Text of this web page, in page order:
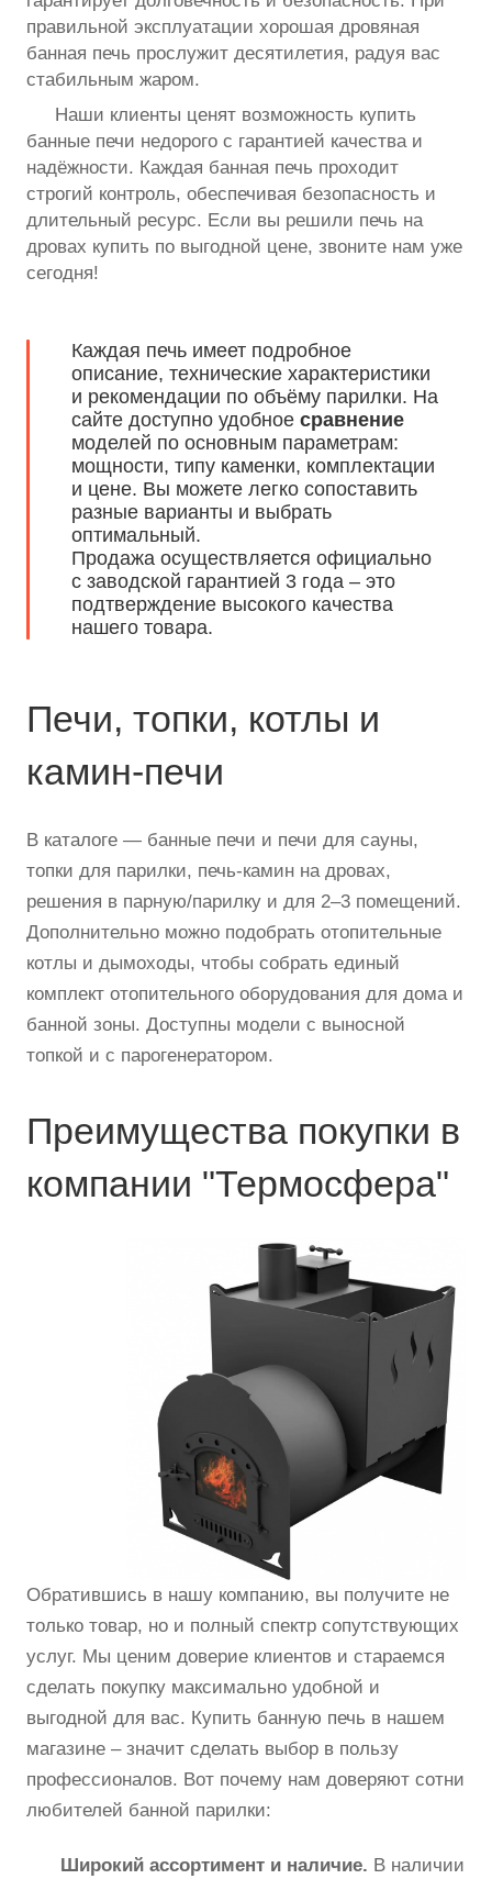
правильной эксплуатации хорошая дровяная
банная печь прослужит десятилетия, радуя вас
стабильным жаром.
Наши клиенты ценят возможность купить
банные печи недорого с гарантией качества и
надёжности. Каждая банная печь проходит
строгий контроль, обеспечивая безопасность и
длительный ресурс. Если вы решили печь на
дровах купить по выгодной цене, звоните нам уже
сегодня!
Каждая печь имеет подробное
описание, технические характеристики
и рекомендации по объёму парилки. На
сайте доступно удобное сравнение
моделей по основным параметрам:
мощности, типу каменки, комплектации
и цене. Вы можете легко сопоставить
разные варианты и выбрать
оптимальный.
Продажа осуществляется официально
с заводской гарантией 3 года – это
подтверждение высокого качества
нашего товара.
Печи, топки, котлы и
камин-печи
В каталоге — банные печи и печи для сауны,
топки для парилки, печь-камин на дровах,
решения в парную/парилку и для 2–3 помещений.
Дополнительно можно подобрать отопительные
котлы и дымоходы, чтобы собрать единый
комплект отопительного оборудования для дома и
банной зоны. Доступны модели с выносной
топкой и с парогенератором.
Преимущества покупки в
компании "Термосфера"
Обратившись в нашу компанию, вы получите не
только товар, но и полный спектр сопутствующих
услуг. Мы ценим доверие клиентов и стараемся
сделать покупку максимально удобной и
выгодной для вас. Купить банную печь в нашем
магазине – значит сделать выбор в пользу
профессионалов. Вот почему нам доверяют сотни
любителей банной парилки:
Широкий ассортимент и наличие. В наличии